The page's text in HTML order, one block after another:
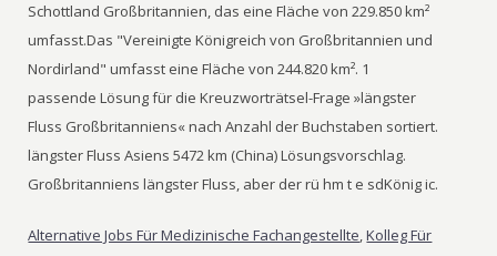
Schottland Großbritannien, das eine Fläche von 229.850 km²
umfasst.Das "Vereinigte Königreich von Großbritannien und
Nordirland" umfasst eine Fläche von 244.820 km². 1
passende Lösung für die Kreuzworträtsel-Frage »längster
Fluss Großbritanniens« nach Anzahl der Buchstaben sortiert.
längster Fluss Asiens 5472 km (China) Lösungsvorschlag.
Großbritanniens längster Fluss, aber der rü hm t e sdKönig ic.
Alternative Jobs Für Medizinische Fachangestellte,Kolleg Für